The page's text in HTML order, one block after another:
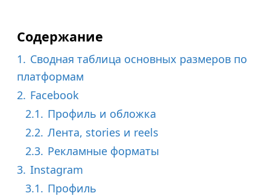
Содержание
1. Сводная таблица основных размеров по
платформам
2. Facebook
2.1. Профиль и обложка
2.2. Лента, stories и reels
2.3. Рекламные форматы
3. Instagram
3.1. Профиль